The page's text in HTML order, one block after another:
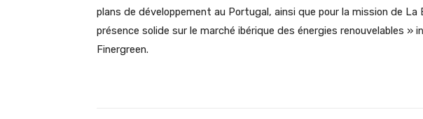
plans de développement au Portugal, ainsi que pour la mission de La
présence solide sur le marché ibérique des énergies renouvelables »
Finergreen.